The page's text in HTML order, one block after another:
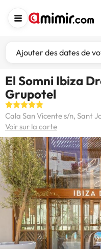
Ajouter des dates de
El Somni Ibiza
Grupotel
Cala San Vicente s/n, Sant
Voir sur la carte